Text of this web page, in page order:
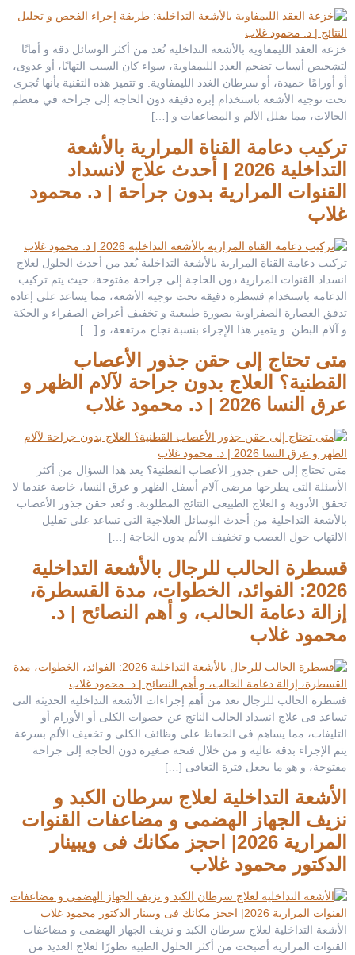
خزعة العقد الليمفاوية بالأشعة التداخلية تُعد من أكثر الوسائل دقة و أمانًا
لتشخيص أسباب تضخم الغدد الليمفاوية، سواء كان السبب التهابًا، أو عدوى،
أو أورامًا حميدة، أو سرطان الغدد الليمفاوية. و تتميز هذه التقنية بأنها تُجرى
تحت توجيه الأشعة باستخدام إبرة دقيقة دون الحاجة إلى جراحة في معظم
الحالات، مما يقلل الألم و المضاعفات و […]
تركيب دعامة القناة المرارية بالأشعة
التداخلية 2026 | أحدث علاج لانسداد
القنوات المرارية بدون جراحة | د. محمود
غلاب
تركيب دعامة القناة المرارية بالأشعة التداخلية يُعد من أحدث الحلول لعلاج
انسداد القنوات المرارية دون الحاجة إلى جراحة مفتوحة، حيث يتم تركيب
الدعامة باستخدام قسطرة دقيقة تحت توجيه الأشعة، مما يساعد على إعادة
تدفق العصارة الصفراوية بصورة طبيعية و تخفيف أعراض الصفراء و الحكة
و آلام البطن. و يتميز هذا الإجراء بنسبة نجاح مرتفعة، و […]
متى تحتاج إلى حقن جذور الأعصاب
القطنية؟ العلاج بدون جراحة لآلام الظهر و
عرق النسا 2026 | د. محمود غلاب
متى تحتاج إلى حقن جذور الأعصاب القطنية؟ يعد هذا السؤال من أكثر
الأسئلة التى يطرحها مرضى آلام أسفل الظهر و عرق النسا، خاصة عندما لا
تحقق الأدوية و العلاج الطبيعى النتائج المطلوبة. و تُعد حقن جذور الأعصاب
بالأشعة التداخلية من أحدث الوسائل العلاجية التى تساعد على تقليل
الالتهاب حول العصب و تخفيف الألم بدون الحاجة […]
قسطرة الحالب للرجال بالأشعة التداخلية
2026: الفوائد، الخطوات، مدة القسطرة،
إزالة دعامة الحالب، و أهم النصائح | د.
محمود غلاب
قسطرة الحالب للرجال تعد من أهم إجراءات الأشعة التداخلية الحديثة التى
تساعد فى علاج انسداد الحالب الناتج عن حصوات الكلى أو الأورام أو
التليفات، مما يساهم فى الحفاظ على وظائف الكلى و تخفيف الألم بسرعة.
يتم الإجراء بدقة عالية و من خلال فتحة صغيرة دون الحاجة إلى جراحة
مفتوحة، و هو ما يجعل فترة التعافى […]
الأشعة التداخلية لعلاج سرطان الكبد و
نزيف الجهاز الهضمى و مضاعفات القنوات
المرارية 2026| احجز مكانك فى ويبينار
الدكتور محمود غلاب
الأشعة التداخلية لعلاج سرطان الكبد و نزيف الجهاز الهضمى و مضاعفات
القنوات المرارية أصبحت من أكثر الحلول الطبية تطورًا لعلاج العديد من